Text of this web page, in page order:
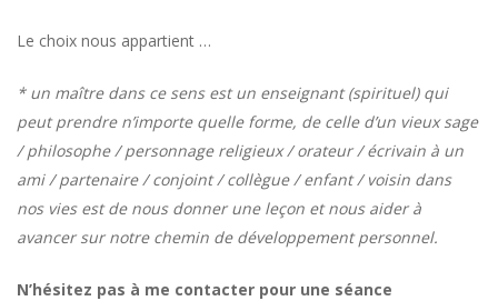
Le choix nous appartient …
* un maître dans ce sens est un enseignant (spirituel) qui
peut prendre n’importe quelle forme, de celle d’un vieux sage
/ philosophe / personnage religieux / orateur / écrivain à un
ami / partenaire / conjoint / collègue / enfant / voisin dans
nos vies est de nous donner une leçon et nous aider à
avancer sur notre chemin de développement personnel.
N’hésitez pas à me contacter pour une séance